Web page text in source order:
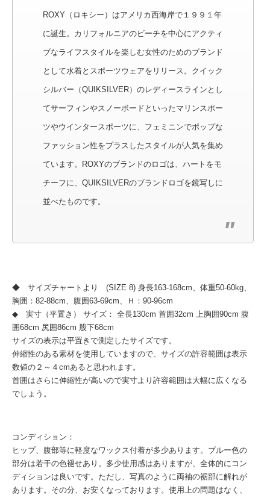
ROXY（ロキシー）はアメリカ西海岸で１９９１年
に誕生。カリフォルニアのビーチを中心にアクティ
ブなライフスタイルを楽しむ女性のためのブランド
として水着とスポーツウェアをリリース。クイック
シルバー（QUIKSILVER）のレディースラインとし
てサーフィンやスノーボードといったマリンスポー
ツやウインタースポーツに、フェミニンでポップな
ファッション性をプラスしたスタイルが人気を集め
ています。ROXYのブランドのロゴは、ハートをモ
チーフに、QUIKSILVERのブランドロゴを鏡写しに
並べたものです。
◆ サイズチャートより (SIZE 8) 身長163-168cm、体重50-60kg、
胸囲：82-88cm、腹囲63-69cm、Ｈ：90-96cm
◆ 実寸（平置き） サイズ： 全長130cm 首囲32cm 上胸囲90cm 腹
囲68cm 尻囲86cm 股下68cm
サイズの表示は平置きで測定したサイズです。
伸縮性のある素材を使用していますので、サイズの許容範囲は表示
数値の２～４cmあると思われます。
首囲はさらに伸縮性が高いので実寸より許容範囲は大幅に広くなる
でしょう。
コンディション：
ヒップ、腹部等に軽度なワックス付着が多少あります。ブルー色の
部分は若干の色褪せあり。多少使用感はありますが、全体的にコン
ディションは良いです。ただし、写真のように両袖の裾部に解れが
あります。その分、お安くなっております。使用上の問題はなく、